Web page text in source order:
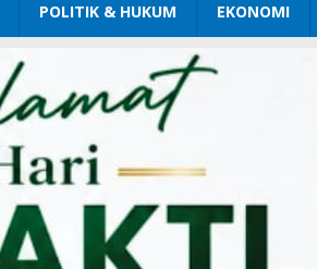
POLITIK & HUKUM EKONOMI